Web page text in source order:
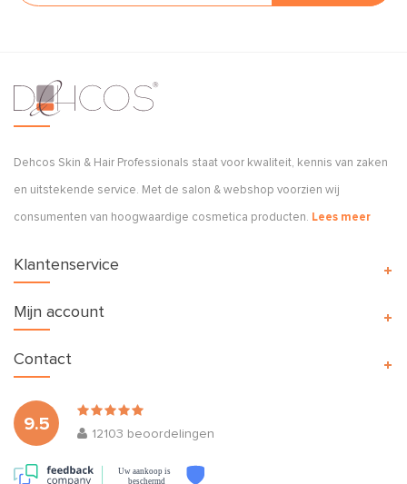
Dehcos Skin & Hair Professionals staat voor kwaliteit, kennis van zaken
en uitstekende service. Met de salon & webshop voorzien wij
consumenten van hoogwaardige cosmetica producten. Lees meer
Klantenservice
Mijn account
9.5
12103 beoordelingen
Uw aankoop is
beschermd
Contact